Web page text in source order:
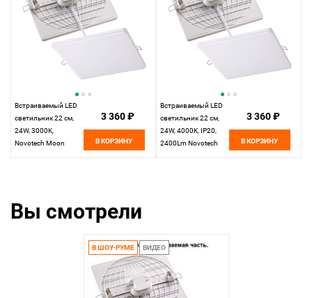
Встраиваемый LED
светильник 22 см,
24W, 3000K,
Novotech Moon
3 360 ₽
В КОРЗИНУ
Встраиваемый LED
светильник 22 см,
24W, 4000K, IP20,
2400Lm Novotech
3 360 ₽
В КОРЗИНУ
Вы смотрели
В ШОУ-РУМЕ ВИДЕО